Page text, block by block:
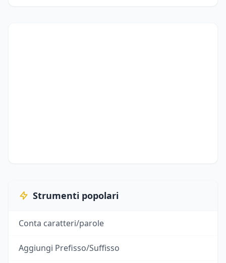
Strumenti popolari
Conta caratteri/parole
Aggiungi Prefisso/Suffisso